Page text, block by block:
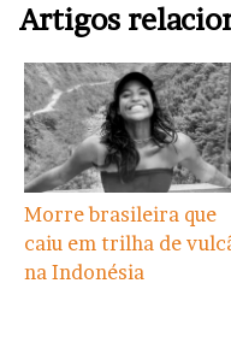
Artigos
Morre brasileira que
caiu em trilha de
na Indonésia